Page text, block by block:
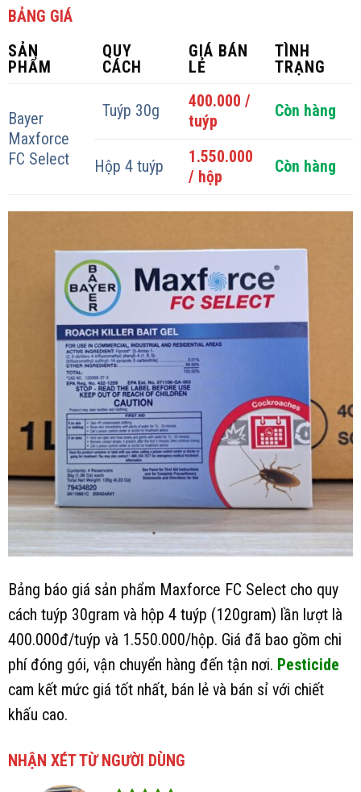
BẢNG GIÁ
SẢN
PHẨM
QUY
CÁCH
GIÁ BÁN
LẺ
TÌNH
TRẠNG
Bayer
Maxforce
FC Select
Tuýp 30g
400.000 /
tuýp
Còn hàng
Hộp 4 tuýp
1.550.000
/ hộp
Còn hàng
Bảng báo giá sản phẩm Maxforce FC Select cho quy
cách tuýp 30gram và hộp 4 tuýp (120gram) lần lượt là
400.000đ/tuýp và 1.550.000/hộp. Giá đã bao gồm chi
phí đóng gói, vận chuyển hàng đến tận nơi. Pesticide
cam kết mức giá tốt nhất, bán lẻ và bán sỉ với chiết
khấu cao.
NHẬN XÉT TỪ NGƯỜI DÙNG